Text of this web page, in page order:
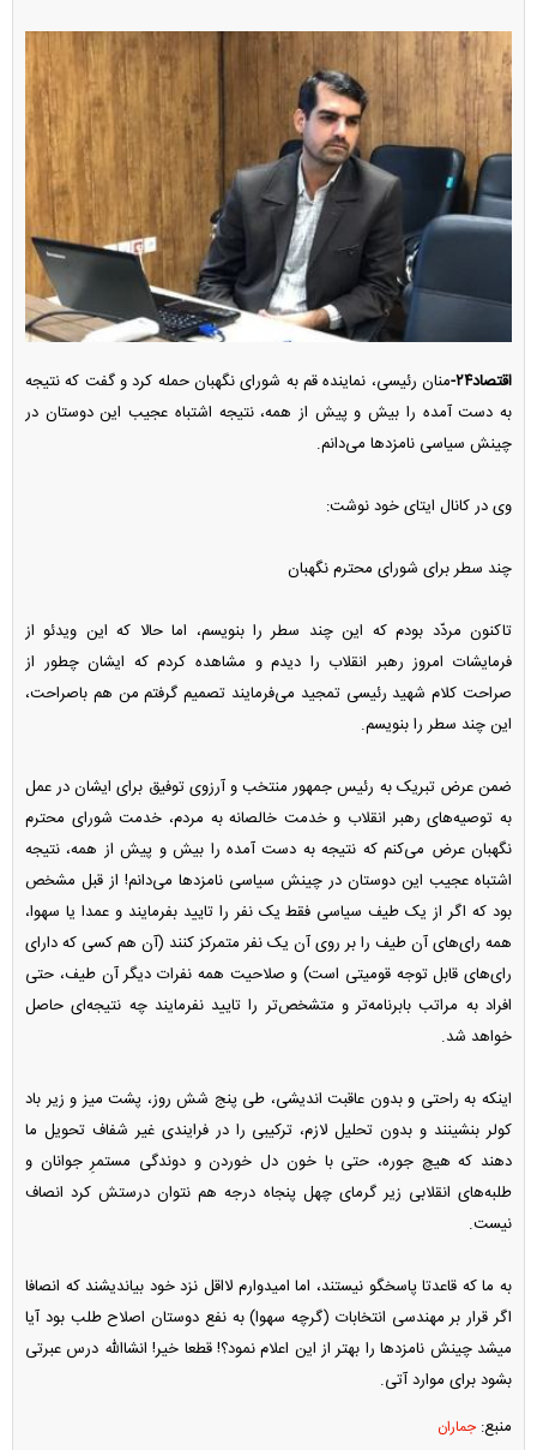
اقتصاد۲۴-
منان رئیسی، نماینده قم به شورای نگهبان حمله کرد و گفت که نتیجه
به دست آمده را بیش و پیش از همه، نتیجه اشتباه عجیب این دوستان در
چینش سیاسی نامزد‌ها می‌دانم.
وی در کانال ایتای خود نوشت:
چند سطر برای شورای محترم نگهبان
تاکنون مردّد بودم که این چند سطر را بنویسم، اما حالا که این ویدئو از
فرمایشات امروز رهبر انقلاب را دیدم و مشاهده کردم که ایشان چطور از
صراحت کلام شهید رئیسی تمجید می‌فرمایند تصمیم گرفتم من هم باصراحت،
این چند سطر را بنویسم.
ضمن عرض تبریک به رئیس جمهور منتخب و آرزوی توفیق برای ایشان در عمل
به توصیه‌های رهبر انقلاب و خدمت خالصانه به مردم، خدمت شورای محترم
نگهبان عرض می‌کنم که نتیجه به دست آمده را بیش و پیش از همه، نتیجه
اشتباه عجیب این دوستان در چینش سیاسی نامزد‌ها می‌دانم! از قبل مشخص
بود که اگر از یک طیف سیاسی فقط یک نفر را تایید بفرمایند و عمدا یا سهوا،
همه رای‌های آن طیف را بر روی آن یک نفر متمرکز کنند (آن هم کسی که دارای
رای‌های قابل توجه قومیتی است) و صلاحیت همه نفرات دیگر آن طیف، حتی
افراد به مراتب بابرنامه‌تر و متشخص‌تر را تایید نفرمایند چه نتیجه‌ای حاصل
خواهد شد.
اینکه به راحتی و بدون عاقبت اندیشی، طی پنج شش روز، پشت میز و زیر باد
کولر بنشینند و بدون تحلیل لازم، ترکیبی را در فرایندی غیر شفاف تحویل ما
دهند که هیچ جوره، حتی با خون دل خوردن و دوندگی مستمرِ جوانان و
طلبه‌های انقلابی زیر گرمای چهل پنجاه درجه هم نتوان درستش کرد انصاف
نیست.
به ما که قاعدتا پاسخگو نیستند، اما امیدوارم لااقل نزد خود بیاندیشند که انصافا
اگر قرار بر مهندسی انتخابات (گرچه سهوا) به نفع دوستان اصلاح طلب بود آیا
میشد چینش نامزد‌ها را بهتر از این اعلام نمود؟! قطعا خیر! انشاالله درس عبرتی
بشود برای موارد آتی.
منبع: جماران